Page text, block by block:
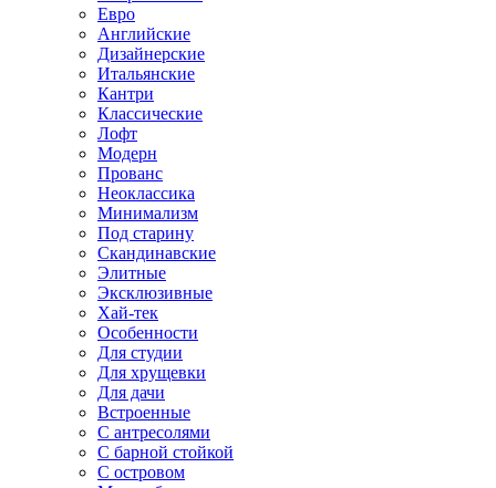
Евро
Английские
Дизайнерские
Итальянские
Кантри
Классические
Лофт
Модерн
Прованс
Неоклассика
Минимализм
Под старину
Скандинавские
Элитные
Эксклюзивные
Хай-тек
Особенности
Для студии
Для хрущевки
Для дачи
Встроенные
С антресолями
С барной стойкой
С островом